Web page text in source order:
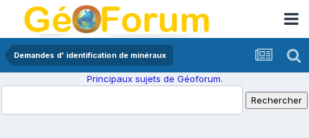
Demandes d' identification de minéraux
Principaux sujets de Géoforum.